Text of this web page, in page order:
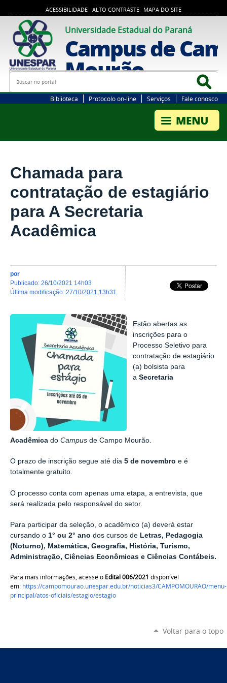
ACESSIBILIDADE ALTO CONTRASTE MAPA DO SITE
Universidade Estadual do Paraná
Campus de
Mourão
Busca
Biblioteca Protocolo on-line Serviços Fale conosco
Chamada para
contratação de estagiário
para A Secretaria
Acadêmica
por
publicado: 26/10/2021 14h03
última modificação: 27/10/2021 13h31
Estão abertas as
inscrições para o
Processo Seletivo para
contratação de estagiário
(a) bolsista para
aSecretaria
Acadêmica do Campus de Campo Mourão.
O prazo de inscrição segue até dia 5 de novembro e é
totalmente gratuito.
O processo conta com apenas uma etapa, a entrevista, que
será realizada pelo responsável do setor.
Para participar da seleção, o acadêmico (a) deverá estar
cursando o 1° ou 2° ano dos cursos de Letras, Pedagogia
(Noturno), Matemática, Geografia, História, Turismo,
Administração, Ciências Econômicas e Ciências Contábeis.
Para mais informações, acesse o Edital 006/2021 disponível
em: https://campomourao.unespar.edu.br/noticias3/CAMPOMOURAO/menu-
principal/atos-oficiais/estagio/estagio
Voltar para o topo